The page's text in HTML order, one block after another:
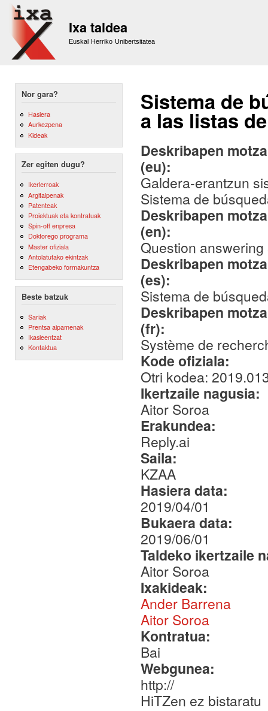
Ixa taldea
Euskal Herriko Unibertsitatea
Nor gara?
Hasiera
Aurkezpena
Kideak
Zer egiten dugu?
Ikerlerroak
Argitalpenak
Patenteak
Proiektuak eta kontratuak
Spin-off enpresa
Doktorego programa
Master ofiziala
Antolatutako ekintzak
Etengabeko formakuntza
Beste batzuk
Sariak
Prentsa aipamenak
Ikasleentzat
Kontaktua
Sistema de
a las listas
Deskribapen
(eu):
Galdera-erantzun
Sistema de
Deskribapen
(en):
Question
Deskribapen
(es):
Sistema de
Deskribapen
(fr):
Système de
Kode ofiziala:
Otri kodea:
Ikertzaile nagusia:
Aitor Soroa
Erakundea:
Reply.ai
Saila:
KZAA
Hasiera data:
2019/04/01
Bukaera data:
2019/06/01
Taldeko ikertzaile
Aitor Soroa
Ixakideak:
Ander Barrena
Aitor Soroa
Kontratua:
Bai
Webgunea:
http://
HiTZen ez bistaratu